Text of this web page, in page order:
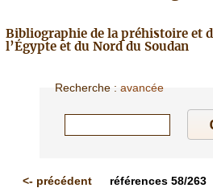
Bibliographie de la préhistoire et
l’Égypte et du Nord du Soudan
Recherche :avancée
<- précédent références58/263